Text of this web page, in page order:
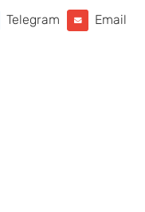
Telegram Email